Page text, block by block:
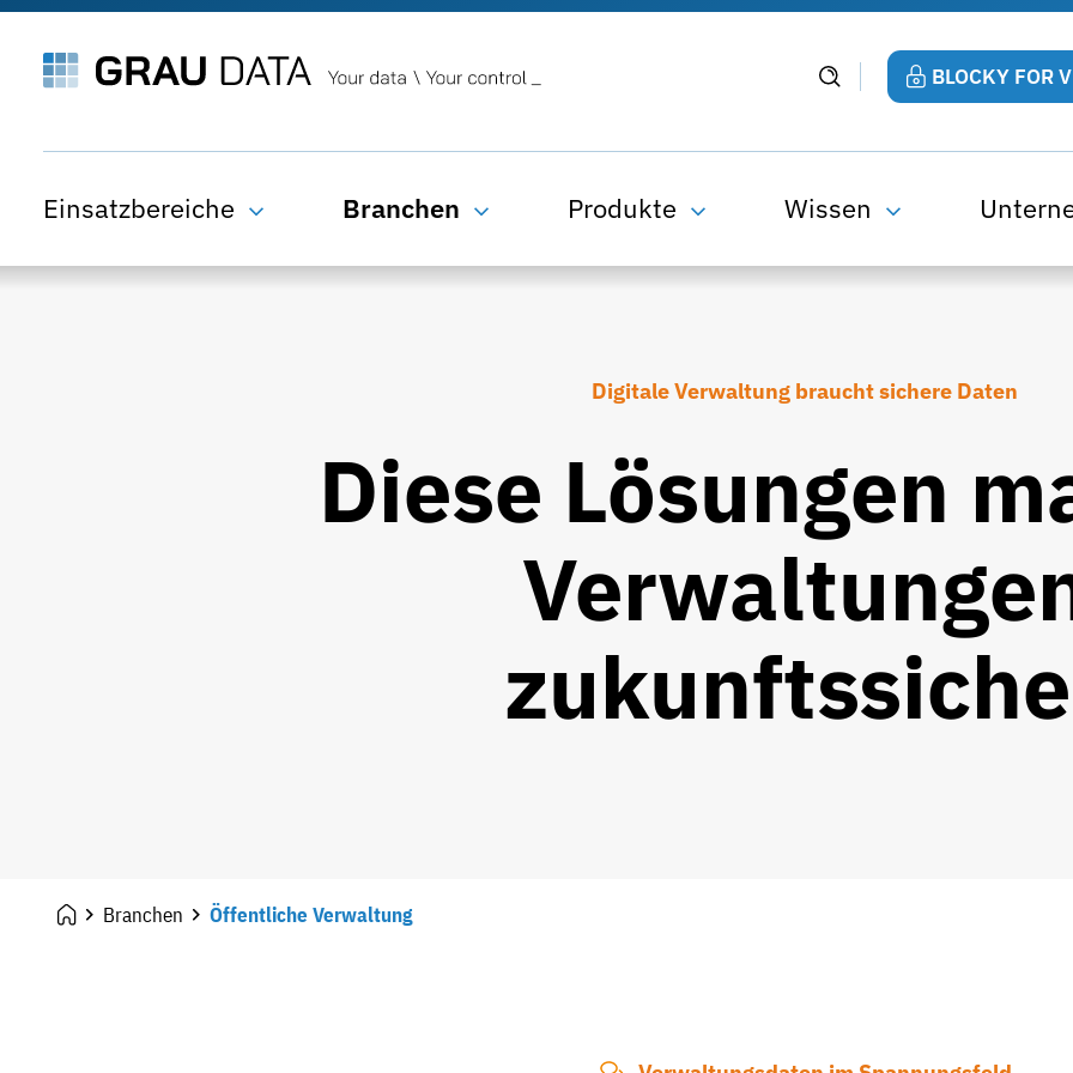
BLOCKY FOR
Einsatzbereiche Branchen Produkte Wissen
Digitale Verwaltung braucht sichere Daten
Diese Lösungen
Branchen Öffentliche Verwaltung